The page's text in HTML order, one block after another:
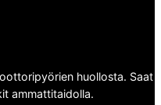
huollosta. Saat
ammattitaidolla.